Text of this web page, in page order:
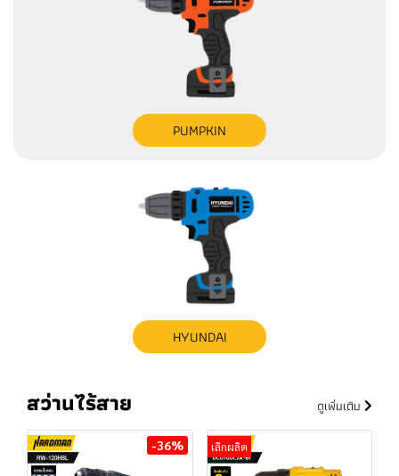
PUMPKIN
HYUNDAI
สว่านไร้สาย ดูเพิ่มเติม
-36% เลิกผลิต